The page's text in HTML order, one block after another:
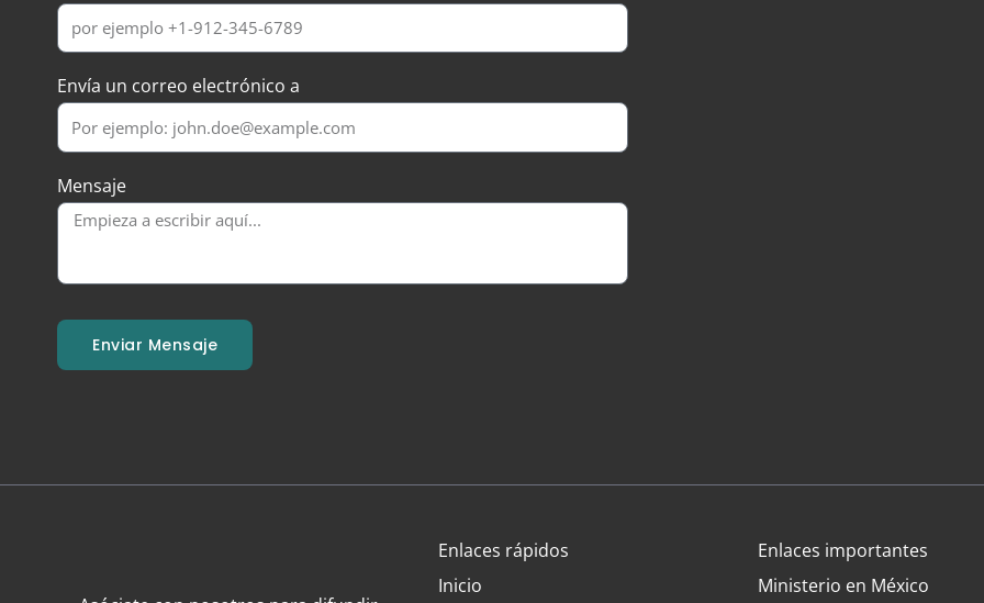
Envía un correo electrónico a
Mensaje
Enviar Mensaje
Enlaces rápidos
Inicio
Enlaces importantes
Ministerio en México